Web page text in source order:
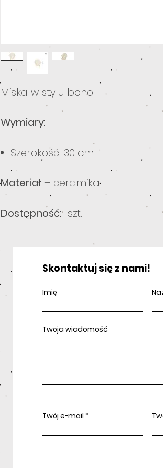
Miska w stylu boho
Wymiary:
Szerokość: 30 cm
Materiał – ceramika
Dostępność:szt.
Skontaktuj się z nami!
Imię
Twoja wiadomość
Twój e-mail